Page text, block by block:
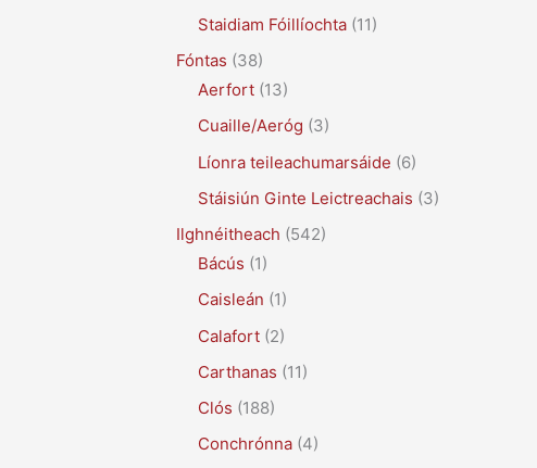
Staidiam Fóillíochta (11)
Fóntas (38)
Aerfort (13)
Cuaille/Aeróg (3)
Líonra teileachumarsáide (6)
Stáisiún Ginte Leictreachais (3)
Ilghnéitheach (542)
Bácús (1)
Caisleán (1)
Calafort (2)
Carthanas (11)
Clós (188)
Conchrónna (4)